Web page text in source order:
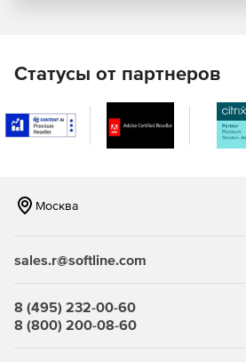
параметров размера, цвета,
Возможность размещения
панели WebForms для
метода WYSIWYG. Экспорт в
создания временных файлов.
Расширенные примеры исходного
Статусы от партнеров
Москва
sales.r@softline.com
8 (495) 232-00-60
8 (800) 200-08-60